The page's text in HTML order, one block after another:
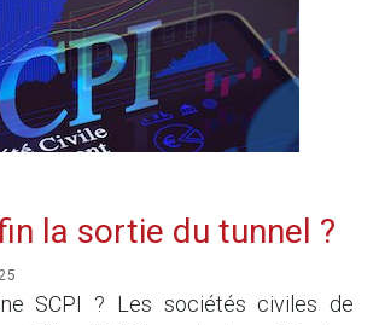
la sortie du tunnel ?
SCPI ? Les sociétés civiles de